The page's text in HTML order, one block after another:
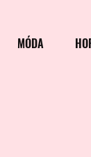
MÓDA